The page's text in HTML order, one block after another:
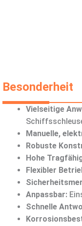
Besonderheit
Vielseitige
Manuelle,
Robuste
Hohe
Flexibler
Anpassbar:
Schnelle